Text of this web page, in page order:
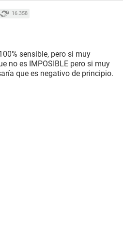
16.358
sensible, pero si muy
no es IMPOSIBLE pero si muy
que es negativo de principio.